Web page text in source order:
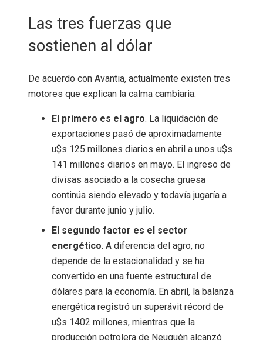
Las tres fuerzas que
sostienen al dólar
De acuerdo con Avantia, actualmente existen tres
motores que explican la calma cambiaria.
El primero es el agro. La liquidación de
exportaciones pasó de aproximadamente
u$s 125 millones diarios en abril a unos u$s
141 millones diarios en mayo. El ingreso de
divisas asociado a la cosecha gruesa
continúa siendo elevado y todavía jugaría a
favor durante junio y julio.
El segundo factor es el sector
energético. A diferencia del agro, no
depende de la estacionalidad y se ha
convertido en una fuente estructural de
dólares para la economía. En abril, la balanza
energética registró un superávit récord de
u$s 1402 millones, mientras que la
producción petrolera de Neuquén alcanzó